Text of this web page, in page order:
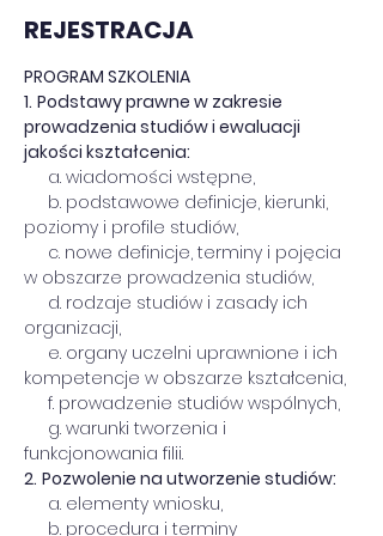
REJESTRACJA
PROGRAM SZKOLENIA
1. Podstawy prawne w zakresie
prowadzenia studiów i ewaluacji
jakości kształcenia:
a. wiadomości wstępne,
b. podstawowe definicje, kierunki,
poziomy i profile studiów,
c. nowe definicje, terminy i pojęcia
w obszarze prowadzenia studiów,
d. rodzaje studiów i zasady ich
organizacji,
e. organy uczelni uprawnione i ich
kompetencje w obszarze kształcenia,
f. prowadzenie studiów wspólnych,
g. warunki tworzenia i
funkcjonowania filii.
2. Pozwolenie na utworzenie studiów:
a. elementy wniosku,
b. procedura i terminy